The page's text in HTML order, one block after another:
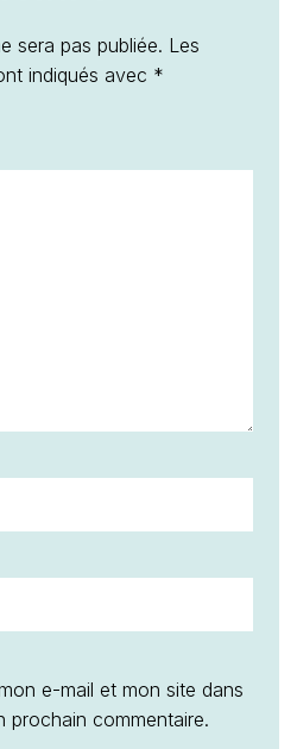
sera pas publiée. Les
indiqués avec *
e-mail et mon site dans
prochain commentaire.